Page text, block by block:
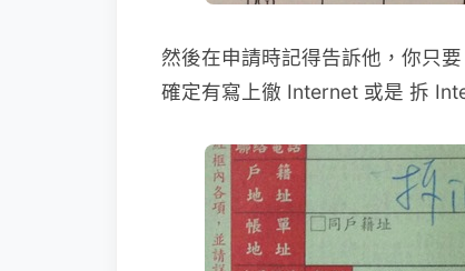
然後在申請時記得告訴他，你只
確定有寫上徹 Internet 或是 拆